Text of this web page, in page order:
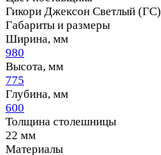
Гикори Джексон Светлый (ГС)
Габариты и размеры
Ширина, мм
980
Высота, мм
775
Глубина, мм
600
Толщина столешницы
22 мм
Материалы